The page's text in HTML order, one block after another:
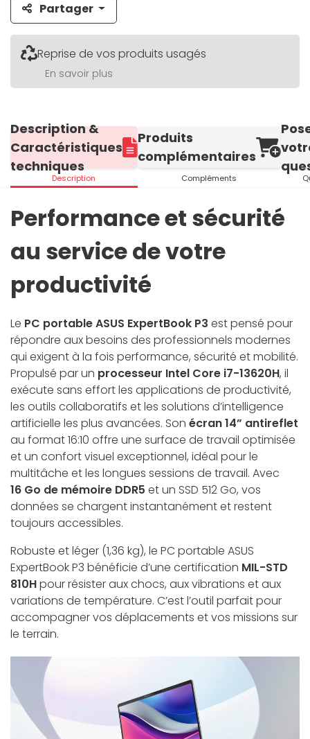
Partager
Reprise de vos produits usagés
En savoir plus
Description &
Caractéristiques
techniques
Description
Produits
complémentaires
Compléments
Performance et sécurité
au service de votre
productivité
Le PC portable ASUS ExpertBook P3 est pensé pour
répondre aux besoins des professionnels modernes
qui exigent à la fois performance, sécurité et mobilité.
Propulsé par un processeur Intel Core i7-13620H, il
exécute sans effort les applications de productivité,
les outils collaboratifs et les solutions d’intelligence
artificielle les plus avancées. Son écran 14” antireflet
au format 16:10 offre une surface de travail optimisée
et un confort visuel exceptionnel, idéal pour le
multitâche et les longues sessions de travail. Avec
16 Go de mémoire DDR5 et un SSD 512 Go, vos
données se chargent instantanément et restent
toujours accessibles.
Robuste et léger (1,36 kg), le PC portable ASUS
ExpertBook P3 bénéficie d’une certification MIL-STD
810Hpour résister aux chocs, aux vibrations et aux
variations de température. C’est l’outil parfait pour
accompagner vos déplacements et vos missions sur
le terrain.